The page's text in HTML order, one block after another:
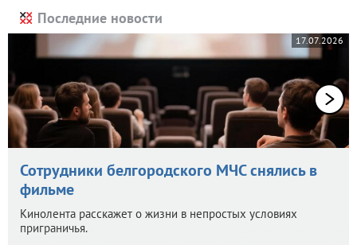
Последние новости
17.07.2026
Сотрудники белгородского МЧС снялись в
фильме
Кинолента расскажет о жизни в непростых условиях
приграничья.